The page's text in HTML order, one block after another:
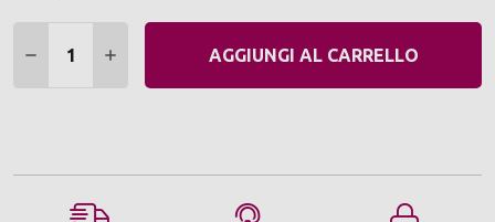
DIMINUIRE QUANTITÀ:
AUMENTARE QUANTITÀ:
AGGIUNGI AL CARRELLO